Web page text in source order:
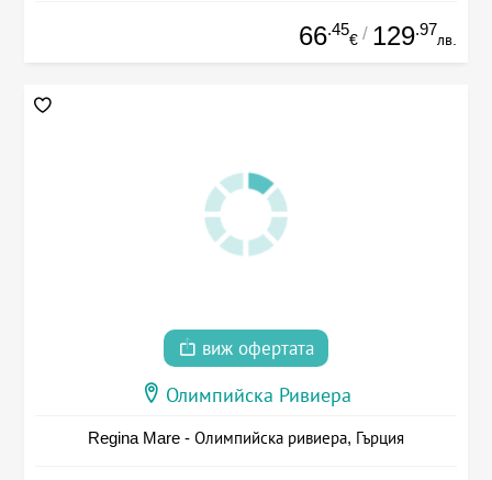
66.45
€ / 129.97
лв.
виж офертата
Олимпийска Ривиера
Regina Mare - Олимпийска ривиера, Гърция